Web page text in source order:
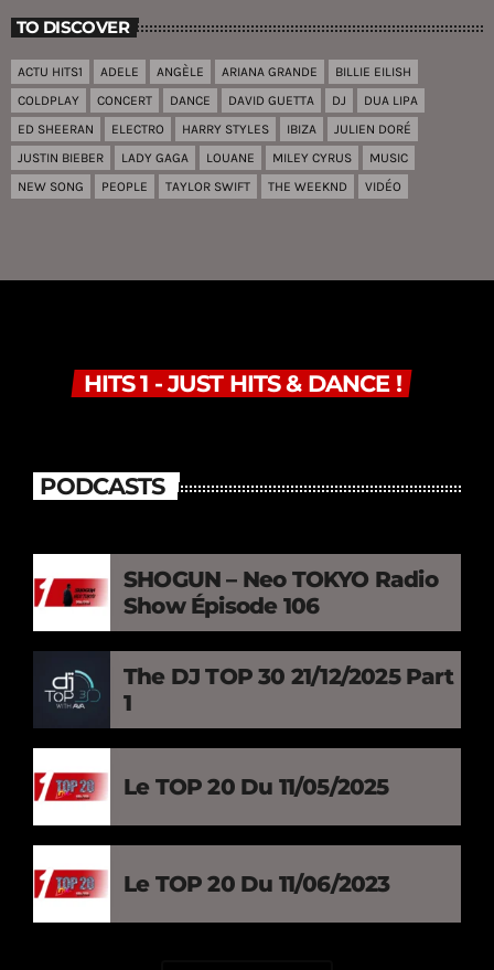
TO DISCOVER
ACTU HITS1 ADELE ANGÈLE ARIANA GRANDE
BILLIE EILISH
COLDPLAY
CONCERT DANCE DAVID GUETTA DJ
DUA LIPA
ED SHEERAN
ELECTRO HARRY STYLES IBIZA
JULIEN DORÉ
JUSTIN BIEBER
LADY GAGA LOUANE MILEY CYRUS
MUSIC
NEW SONG
PEOPLE TAYLOR SWIFT THE WEEKND VIDÉO
HITS 1 - JUST HITS & DANCE !
PODCASTS
SHOGUN – Neo TOKYO Radio
Show Épisode 106
The DJ TOP 30 21/12/2025 Part
1
Le TOP 20 Du 11/05/2025
Le TOP 20 Du 11/06/2023